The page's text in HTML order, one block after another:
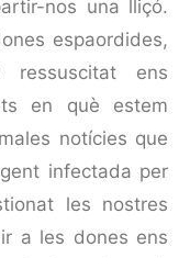
nos una lliçó.
espaordides,
ens
en què estem
notícies que
infectada per
les nostres
a les dones ens